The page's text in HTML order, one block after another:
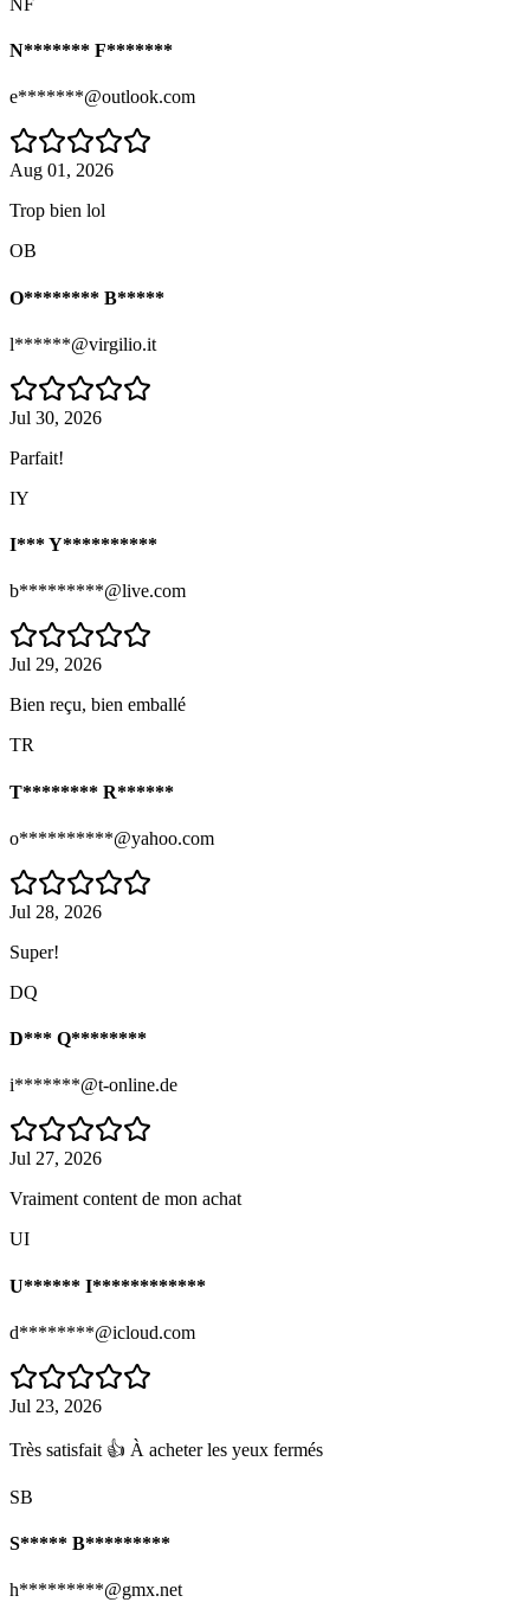
N******* F*******
e*******@outlook.com
Aug 01, 2026
Trop bien lol
OB
O******** B*****
l******@virgilio.it
Jul 30, 2026
Parfait!
IY
I*** Y**********
b*********@live.com
Jul 29, 2026
Bien reçu, bien emballé
TR
T******** R******
o**********@yahoo.com
Jul 28, 2026
Super!
DQ
D*** Q********
i*******@t-online.de
Jul 27, 2026
Vraiment content de mon achat
UI
U****** I************
d********@icloud.com
Jul 23, 2026
Très satisfait 👍 À acheter les yeux fermés
SB
S***** B*********
h*********@gmx.net